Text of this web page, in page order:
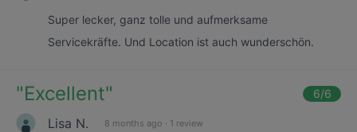
Super lecker, ganz tolle und aufmerksame
Servicekräfte. Und Location ist auch wunderschön.
"Excellent" 6/6
Lisa N. 8 months ago · 1 review